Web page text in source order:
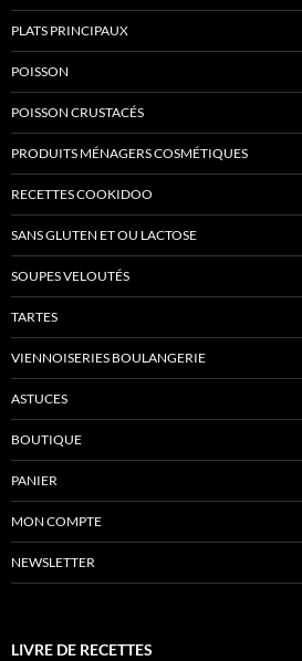
PLATS PRINCIPAUX
POISSON
POISSON CRUSTACÉS
PRODUITS MÉNAGERS COSMÉTIQUES
RECETTES COOKIDOO
SANS GLUTEN ET OU LACTOSE
SOUPES VELOUTÉS
TARTES
VIENNOISERIES BOULANGERIE
ASTUCES
BOUTIQUE
PANIER
MON COMPTE
NEWSLETTER
LIVRE DE RECETTES